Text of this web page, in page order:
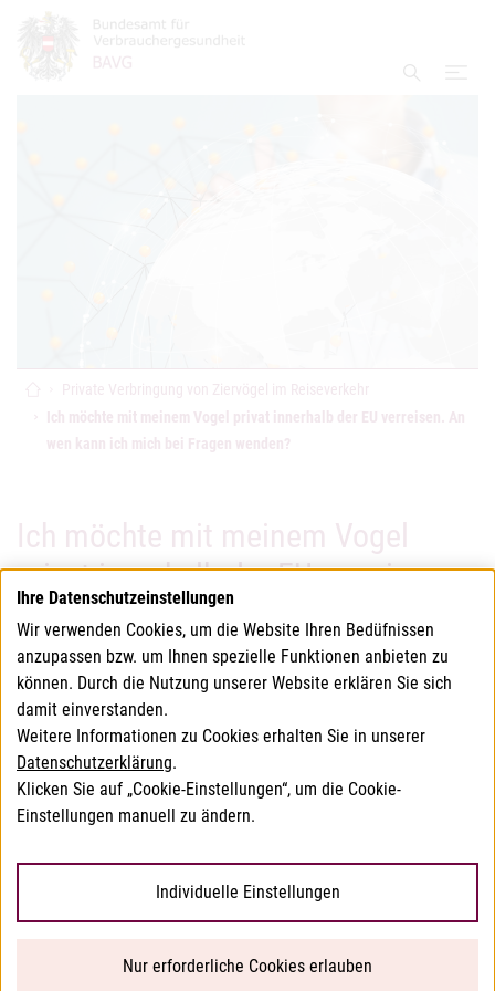
Zum Inhalt
Zum Hauptmenü
Zur Suche
Suche
Startseite
Private Verbringung von Ziervögel im Reiseverkehr
Ich möchte mit meinem Vogel privat innerhalb der EU verreisen. An
wen kann ich mich bei Fragen wenden?
Ich möchte mit meinem Vogel
privat innerhalb der EU verreisen.
An wen kann ich mich bei Fragen
wenden?
Das Bundesamt für Verbrauchergesundheit (BAVG) ist für die
Einfuhr von Vögel aus Drittländern in die EU zuständig, für die
Verbringung innerhalb der EU die Amtstierärzt:innen.
Datenschutzerklärung
Ihre Datenschutzeinstellungen
Wir verwenden Cookies, um die Website Ihren Bedüfnissen
anzupassen bzw. um Ihnen spezielle Funktionen anbieten zu
können. Durch die Nutzung unserer Website erklären Sie sich
damit einverstanden.
Weitere Informationen zu Cookies erhalten Sie in unserer
Datenschutzerklärung.
Klicken Sie auf „Cookie-Einstellungen“, um die Cookie-
Einstellungen manuell zu ändern.
Individuelle Einstellungen
Nur erforderliche Cookies erlauben